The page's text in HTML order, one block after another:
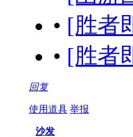
• [胜者
• [胜者
回复
使用道具 举报
沙发